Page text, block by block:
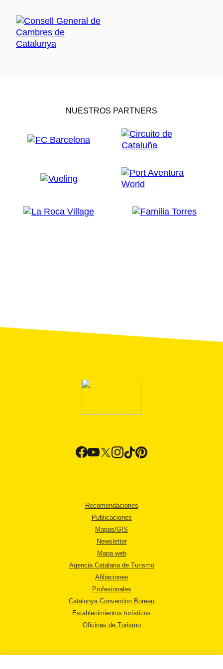
NUESTROS PARTNERS
Recomendaciones
Publicaciones
Mapas/GIS
Newsletter
Mapa web
Agencia Catalana de Turismo
Afiliaciones
Profesionales
Catalunya Convention Bureau
Establecimientos turísticos
Oficinas de Turismo